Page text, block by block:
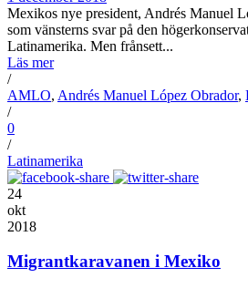
Mexikos nye president, Andrés Manuel
som vänsterns svar på den
Latinamerika. Men frånsett...
Läs mer
/
AMLO, Andrés Manuel López Obrador,
/
0
/
Latinamerika
24
okt
2018
Migrantkaravanen i Mexiko